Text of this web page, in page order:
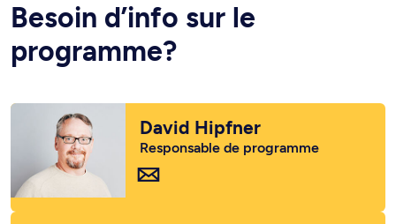
Besoin d’info sur le
programme?
David Hipfner
Responsable de programme